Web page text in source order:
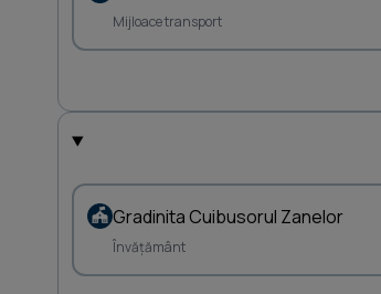
Mijloace transport
Gradinita Cuibusorul Zanelor
Învățământ